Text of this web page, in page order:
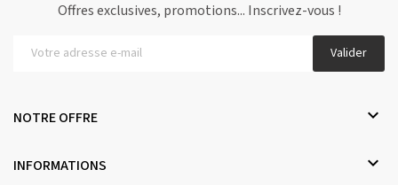
Offres exclusives, promotions... Inscrivez-vous !
Valider
NOTRE OFFRE 
INFORMATIONS 